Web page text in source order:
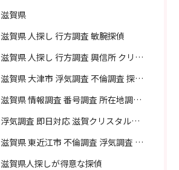
滋賀県
滋賀県 人探し 行方調査 敏腕探偵
滋賀県 人探し 行方調査 興信所 クリスタル探偵がおすすめ
滋賀県 大津市 浮気調査 不倫調査 探偵 探偵事務所 素行調査 企業調査 興信所
滋賀県 情報調査 番号調査 所在地調査 企業調査 探偵事務所
浮気調査 即日対応 滋賀クリスタル探偵事務所
滋賀県 東近江市 不倫調査 浮気調査 探偵 探偵事務所 無料相談 調査料金
滋賀県人探しが得意な探偵